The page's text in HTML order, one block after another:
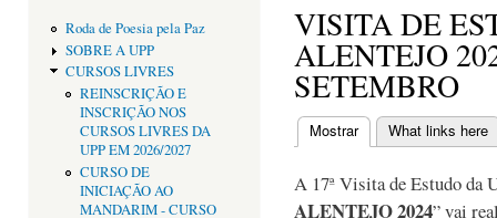
Roda de Poesia pela Paz
SOBRE A UPP
CURSOS LIVRES
REINSCRIÇÃO E
INSCRIÇÃO NOS
CURSOS LIVRES DA
UPP EM 2026/2027
CURSO DE
INICIAÇÃO AO
MANDARIM - CURSO
VISITA DE
ALENTEJO
SETEMBRO
Separadores
Mostrar(separador ativo)
What links here
A 17ª Visita de Estudo da
ALENTEJO 2024” vai